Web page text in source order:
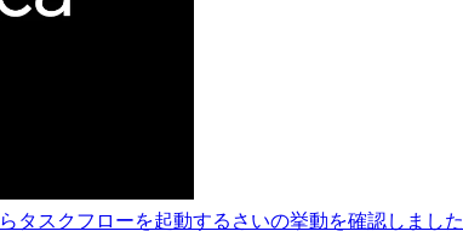
タスクフローを起動するさいの挙動を確認しました